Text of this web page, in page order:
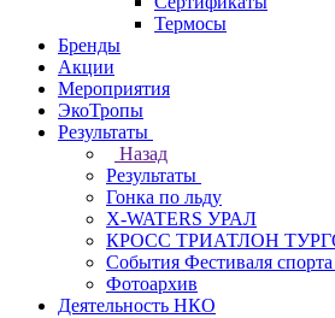
Термосы
Бренды
Акции
Мероприятия
ЭкоТропы
Результаты
Назад
Результаты
Гонка по льду
X-WATERS УРАЛ
КРОСС ТРИАТЛОН
События Фестиваля
Фотоархив
Деятельность НКО